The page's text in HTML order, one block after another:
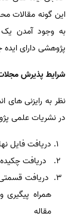
این گونه مقالات
به وجود آمدن
پژوهشی دارای
شرایط پذیرش
نظر به رایزنی های
در نشریات علمی
دریافت فایل
دریافت
دریافت
همراه
مقاله